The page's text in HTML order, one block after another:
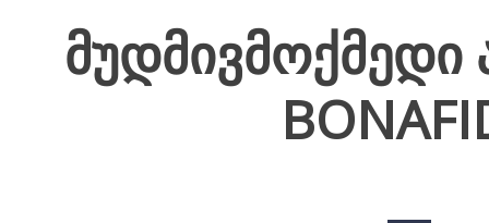
მუდმივმოქმედი